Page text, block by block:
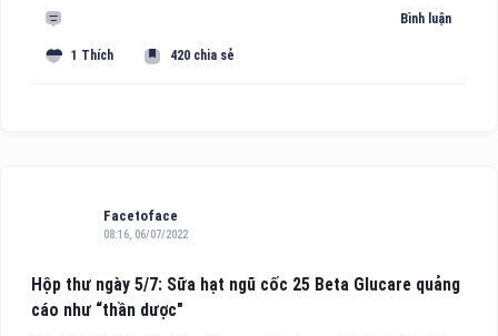
Bình luận
1 Thích 420 chia sẻ
Facetoface
08:16, 06/07/2022
Hộp thư ngày 5/7: Sữa hạt ngũ cốc 25 Beta Glucare quảng
cáo như “thần dược"